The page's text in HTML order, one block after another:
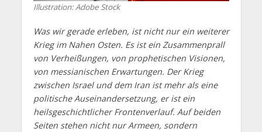
Illustration: Adobe Stock
Was wir gerade erleben, ist nicht nur ein weiterer
Krieg im Nahen Osten. Es ist ein Zusammenprall
von Verheißungen, von prophetischen Visionen,
von messianischen Erwartungen. Der Krieg
zwischen Israel und dem Iran ist mehr als eine
politische Auseinandersetzung, er ist ein
heilsgeschichtlicher Frontenverlauf. Auf beiden
Seiten stehen nicht nur Armeen, sondern